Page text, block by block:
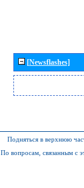
[Newsflashes]
Подняться в верхнюю
По вопросам, связанным с